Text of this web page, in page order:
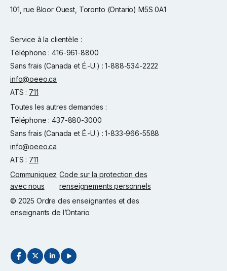
101, rue Bloor Ouest, Toronto (Ontario) M5S 0A1
Service à la clientèle :
Téléphone : 416-961-8800
Sans frais (Canada et É.-U.) : 1-888-534-2222
info@oeeo.ca
ATS : 711
Toutes les autres demandes :
Téléphone : 437-880-3000
Sans frais (Canada et É.-U.) : 1-833-966-5588
info@oeeo.ca
ATS : 711
Communiquez
avec nous
Code sur la protection des
renseignements personnels
© 2025 Ordre des enseignantes et des
enseignants de l’Ontario